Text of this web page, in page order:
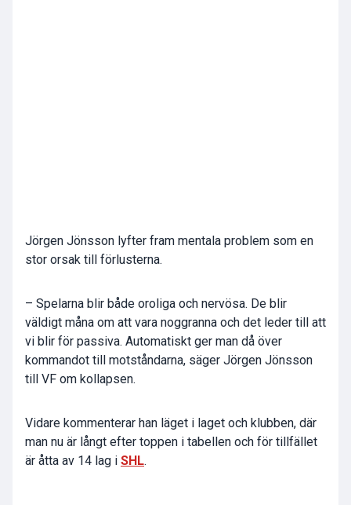
Jörgen Jönsson lyfter fram mentala problem som en
stor orsak till förlusterna.
– Spelarna blir både oroliga och nervösa. De blir
väldigt måna om att vara noggranna och det leder till att
vi blir för passiva. Automatiskt ger man då över
kommandot till motståndarna, säger Jörgen Jönsson
till VF om kollapsen.
Vidare kommenterar han läget i laget och klubben, där
man nu är långt efter toppen i tabellen och för tillfället
är åtta av 14 lag i SHL.